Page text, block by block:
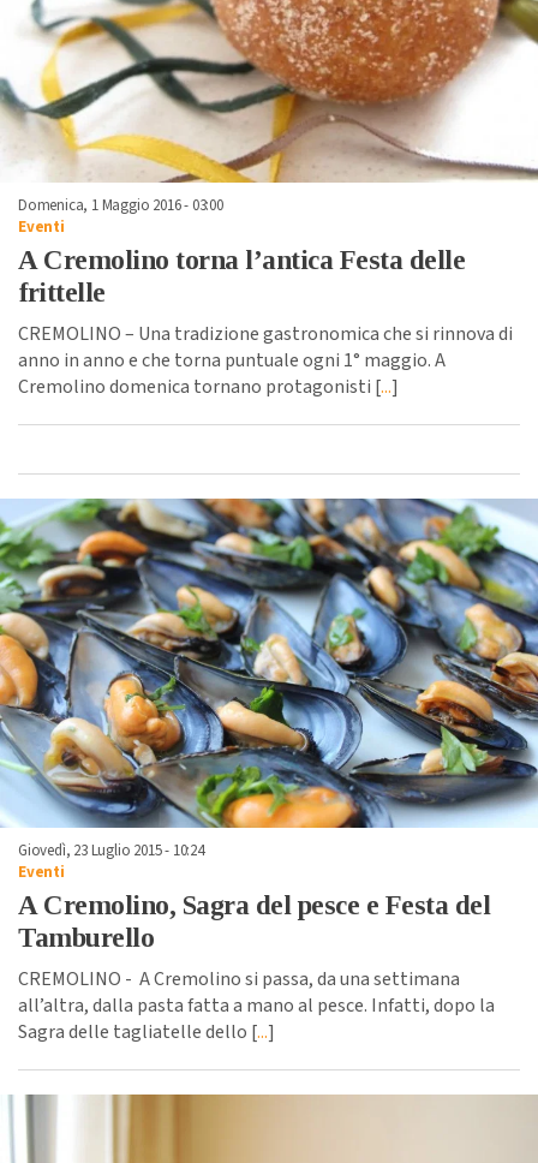
Domenica, 1 Maggio 2016 - 03:00
Eventi
A Cremolino torna l’antica Festa delle
frittelle
CREMOLINO – Una tradizione gastronomica che si rinnova di
anno in anno e che torna puntuale ogni 1° maggio. A
Cremolino domenica tornano protagonisti [...]
Giovedì, 23 Luglio 2015 - 10:24
Eventi
A Cremolino, Sagra del pesce e Festa del
Tamburello
CREMOLINO - A Cremolino si passa, da una settimana
all’altra, dalla pasta fatta a mano al pesce. Infatti, dopo la
Sagra delle tagliatelle dello [...]